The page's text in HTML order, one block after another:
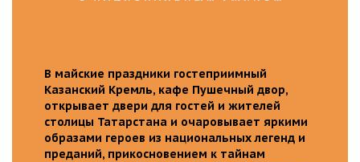
В майские праздники гостеприимный
Казанский Кремль, кафе Пушечный двор,
открывает двери для гостей и жителей
столицы Татарстана и очаровывает яркими
образами героев из национальных легенд и
преданий, прикосновением к тайнам